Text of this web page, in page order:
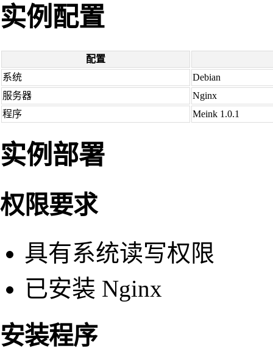
实例配置
配置
系统
Debian
服务器
Nginx
程序
Meink 1.0.1
实例部署
权限要求
具有系统读写权限
已安装 Nginx
安装程序